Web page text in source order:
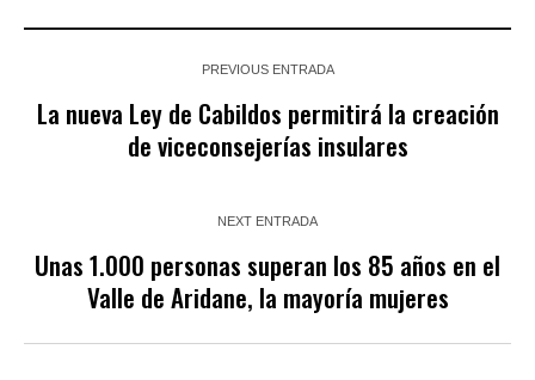
PREVIOUS ENTRADA
La nueva Ley de Cabildos permitirá la creación
de viceconsejerías insulares
NEXT ENTRADA
Unas 1.000 personas superan los 85 años en el
Valle de Aridane, la mayoría mujeres